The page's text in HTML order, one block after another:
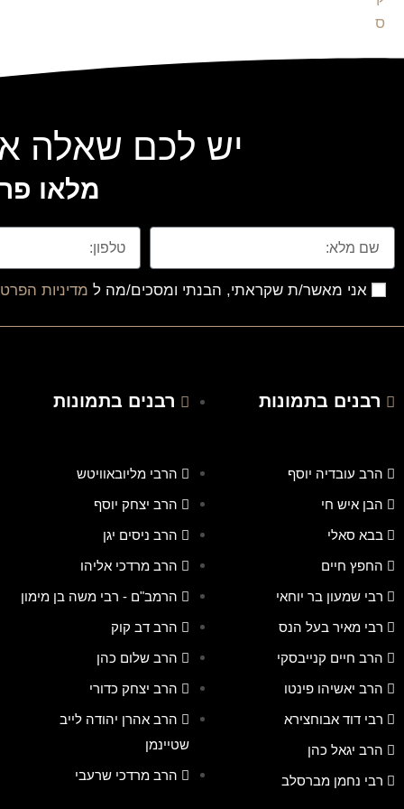
יש לכם שאלה
מלאו
אני מאשר/ת שקראתי, הבנתי ומסכים/מה ל מדיניות
רבנים בתמונות
הרב עובדיה יוסף
הבן איש חי
בבא סאלי
החפץ חיים
רבי שמעון בר יוחאי
רבי מאיר בעל הנס
הרב חיים קנייבסקי
הרב יאשיהו פינטו
רבי דוד אבוחצירא
הרב יגאל כהן
רבי נחמן מברסלב
רבנים בתמונות
הרבי מליובאוויטש
הרב יצחק יוסף
הרב ניסים יגן
הרב מרדכי אליהו
הרמב"ם - רבי משה בן מימון
הרב דב קוק
הרב שלום כהן
הרב יצחק כדורי
הרב אהרן יהודה לייב
שטיינמן
הרב מרדכי שרעבי